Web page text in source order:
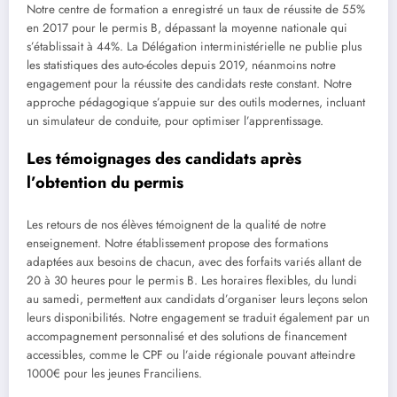
Notre centre de formation a enregistré un taux de réussite de 55%
en 2017 pour le permis B, dépassant la moyenne nationale qui
s’établissait à 44%. La Délégation interministérielle ne publie plus
les statistiques des auto-écoles depuis 2019, néanmoins notre
engagement pour la réussite des candidats reste constant. Notre
approche pédagogique s’appuie sur des outils modernes, incluant
un simulateur de conduite, pour optimiser l’apprentissage.
Les témoignages des candidats après
l’obtention du permis
Les retours de nos élèves témoignent de la qualité de notre
enseignement. Notre établissement propose des formations
adaptées aux besoins de chacun, avec des forfaits variés allant de
20 à 30 heures pour le permis B. Les horaires flexibles, du lundi
au samedi, permettent aux candidats d’organiser leurs leçons selon
leurs disponibilités. Notre engagement se traduit également par un
accompagnement personnalisé et des solutions de financement
accessibles, comme le CPF ou l’aide régionale pouvant atteindre
1000€ pour les jeunes Franciliens.